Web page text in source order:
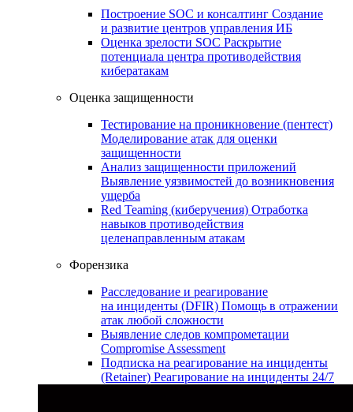
Построение SOC и консалтинг Создание
и развитие центров управления ИБ
Оценка зрелости SOC Раскрытие
потенциала центра противодействия
кибератакам
Оценка защищенности
Тестирование на проникновение (пентест)
Моделирование атак для оценки
защищенности
Анализ защищенности приложений
Выявление уязвимостей до возникновения
ущерба
Red Teaming (киберучения) Отработка
навыков противодействия
целенаправленным атакам
Форензика
Расследование и реагирование
на инциденты (DFIR) Помощь в отражении
атак любой сложности
Выявление следов компрометации
Compromise Assessment
Подписка на реагирование на инциденты
(Retainer) Реагирование на инциденты 24/7